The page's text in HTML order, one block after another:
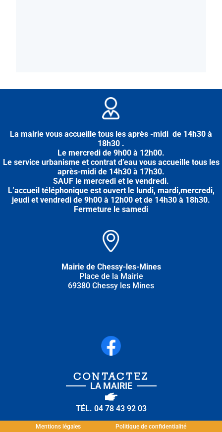
La mairie vous accueille tous les après -midi de 14h30 à
18h30 .
Le mercredi de 9h00 à 12h00.
Le service urbanisme et contrat d’eau vous accueille tous les
après-midi de 14h30 à 17h30.
SAUF le mercredi et le vendredi.
L’accueil téléphonique est ouvert le lundi, mardi,mercredi,
jeudi et vendredi de 9h00 à 12h00 et de 14h30 à 18h30.
Fermeture le samedi
Mairie de Chessy-les-Mines
Place de la Mairie
69380 Chessy les Mines
CONTACTEZ
LA MAIRIE
TÉL. 04 78 43 92 03
Mentions légales Politique de confidentialité